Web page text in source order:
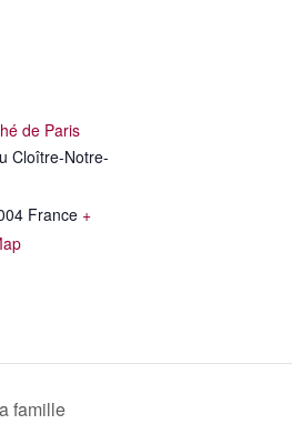
de Paris
Cloître-Notre-
France +
famille